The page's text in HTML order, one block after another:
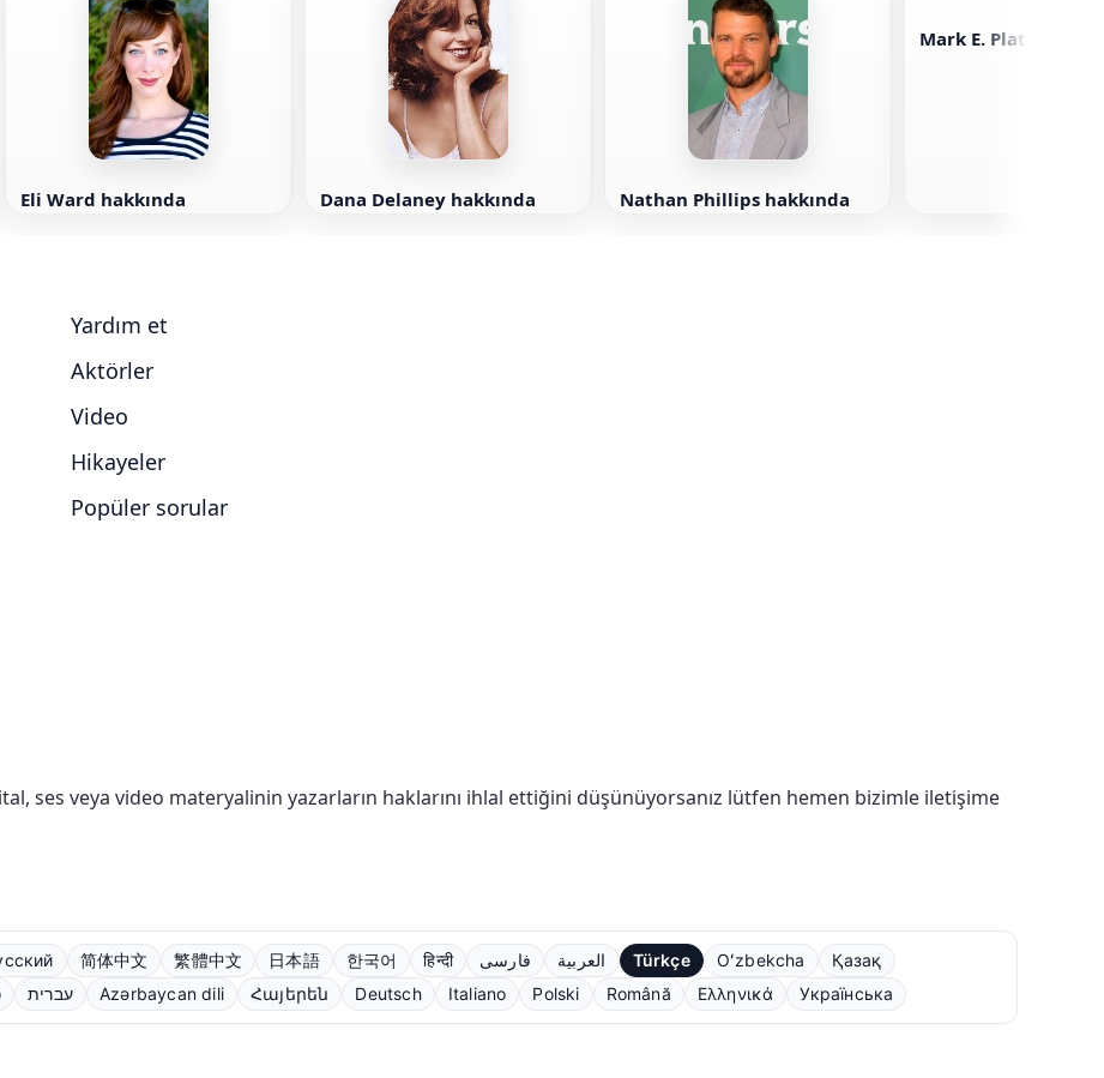
Eli Ward hakkında Dana Delaney hakkında Nathan Phillips hakkında
Mark E. Platt
Yardım et
Aktörler
Video
Hikayeler
Popüler sorular
ses veya video materyalinin yazarların haklarını ihlal ettiğini düşünüyorsanız lütfen hemen bizimle iletişime
简体中文 繁體中文 日本語 한국어 हिन्दी فارسی العربية Türkçe Oʻzbekcha
Қазақ
עברית Azərbaycan dili Հայերեն Deutsch Italiano Polski Română Ελληνικά Українська